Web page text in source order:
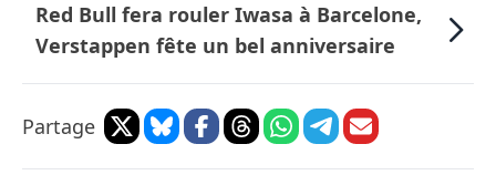
Red Bull fera rouler Iwasa à Barcelone,
Verstappen fête un bel anniversaire
Partage